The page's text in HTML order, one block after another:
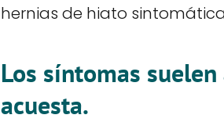
hernias de hiato
Los síntomas
acuesta.